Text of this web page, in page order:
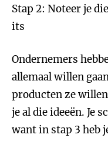
Stap 2: Noteer je
its
Ondernemers
allemaal willen
producten ze
je al die ideeën. Je
want in stap 3 heb